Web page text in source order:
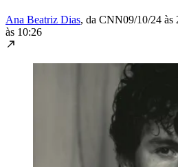
Ana Beatriz Dias, da CNN09/10/24 às
às 10:26